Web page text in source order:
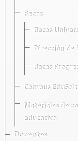
Becas
Becas
Dirección de
Becas
Campus
Materiales de
educativa
Docentes